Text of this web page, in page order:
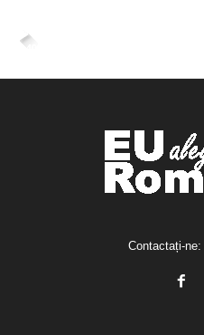
4,400
Contactați-ne: